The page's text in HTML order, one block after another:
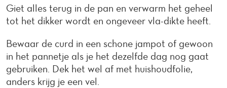
Giet alles terug in de pan en verwarm het geheel
tot het dikker wordt en ongeveer vla-dikte heeft.
Bewaar de curd in een schone jampot of gewoon
in het pannetje als je het dezelfde dag nog gaat
gebruiken. Dek het wel af met huishoudfolie,
anders krijg je een vel.